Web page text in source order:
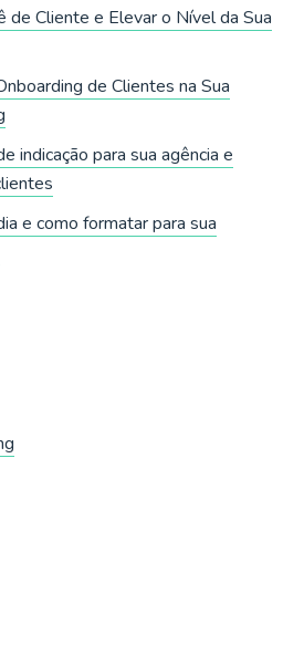
de Cliente e Elevar o Nível da Sua
de Clientes na Sua
indicação para sua agência e
e como formatar para sua